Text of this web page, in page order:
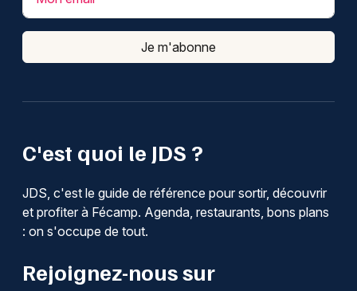
C'est quoi le JDS ?
JDS, c'est le guide de référence pour sortir, découvrir
et profiter à Fécamp. Agenda, restaurants, bons plans
: on s'occupe de tout.
Rejoignez-nous sur
Je m'abonne